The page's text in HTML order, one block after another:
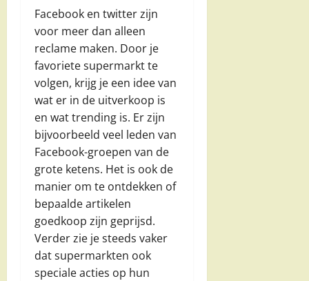
Facebook en twitter zijn
voor meer dan alleen
reclame maken. Door je
favoriete supermarkt te
volgen, krijg je een idee van
wat er in de uitverkoop is
en wat trending is. Er zijn
bijvoorbeeld veel leden van
Facebook-groepen van de
grote ketens. Het is ook de
manier om te ontdekken of
bepaalde artikelen
goedkoop zijn geprijsd.
Verder zie je steeds vaker
dat supermarkten ook
speciale acties op hun